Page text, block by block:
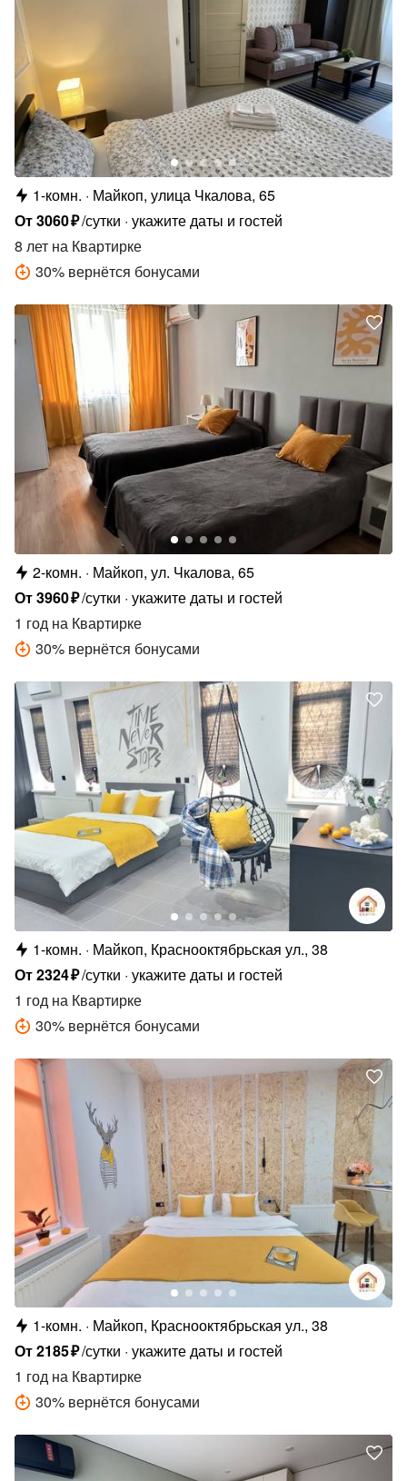
1-комн.
Майкоп, улица Чкалова, 65
От3060₽/сутки укажите даты и гостей
8 лет на Квартирке
30% вернётся бонусами
2-комн.
Майкоп, ул. Чкалова, 65
От3960₽/сутки укажите даты и гостей
1 год на Квартирке
30% вернётся бонусами
1-комн.
Майкоп, Краснооктябрьская ул., 38
От2324₽/сутки укажите даты и гостей
1 год на Квартирке
30% вернётся бонусами
1-комн.
Майкоп, Краснооктябрьская ул., 38
От2185₽/сутки укажите даты и гостей
1 год на Квартирке
30% вернётся бонусами